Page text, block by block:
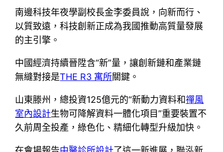
南邊科技年夜學副校長金李委員說，向新而行、
以質致遠，科技創新正成為我國推動高質量發展
的主引擎。
中國經濟持續晉陞含“新”量，讓創新鏈和產業鏈
無縫對接是THE R3 寓所關鍵。
山東滕州，總投資125億元的“新動力資料和禪風
室內設計生物可降解資料一體化項目”重要裝置不
久前周全投產，綠色化、精細化轉型升級加快。